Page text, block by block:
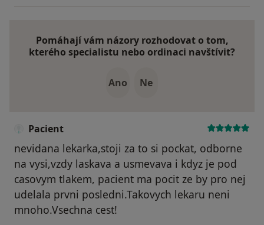
Pomáhají vám názory rozhodovat o tom,
kterého specialistu nebo ordinaci navštívit?
Ano Ne
Pacient
nevidana lekarka,stoji za to si pockat, odborne
na vysi,vzdy laskava a usmevava i kdyz je pod
casovym tlakem, pacient ma pocit ze by pro nej
udelala prvni posledni.Takovych lekaru neni
mnoho.Vsechna cest!